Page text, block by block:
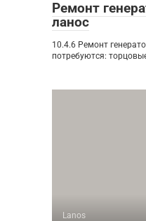
Ремонт
ланос
10.4.6 Ремонт
потребуются:
Lanos